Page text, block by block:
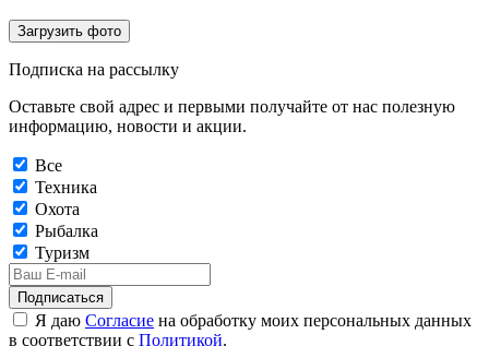
Загрузить фото
Подписка на рассылку
Оставьте свой адрес и первыми получайте от нас полезную
информацию, новости и акции.
Все
Техника
Охота
Рыбалка
Туризм
Подписаться
Я даю Согласие на обработку моих персональных данных
в соответствии с Политикой.